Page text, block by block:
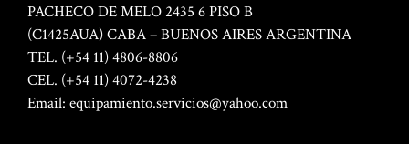
PACHECO DE MELO 2435 6 PISO B
(C1425AUA) CABA – BUENOS AIRES ARGENTINA
TEL. (+54 11) 4806-8806
CEL. (+54 11) 4072-4238
Email: equipamiento.servicios@yahoo.com